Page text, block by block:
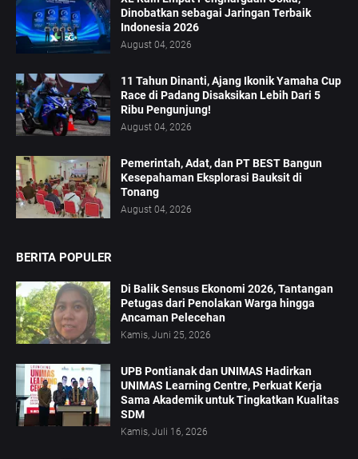
Dinobatkan sebagai Jaringan Terbaik
Indonesia 2026
August 04, 2026
11 Tahun Dinanti, Ajang Ikonik Yamaha Cup
Race di Padang Disaksikan Lebih Dari 5
Ribu Pengunjung!
August 04, 2026
Pemerintah, Adat, dan PT BEST Bangun
Kesepahaman Eksplorasi Bauksit di
Tonang
August 04, 2026
BERITA POPULER
Di Balik Sensus Ekonomi 2026, Tantangan
Petugas dari Penolakan Warga hingga
Ancaman Pelecehan
Kamis, Juni 25, 2026
UPB Pontianak dan UNIMAS Hadirkan
UNIMAS Learning Centre, Perkuat Kerja
Sama Akademik untuk Tingkatkan Kualitas
SDM
Kamis, Juli 16, 2026